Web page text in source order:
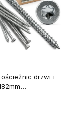
drzwi i